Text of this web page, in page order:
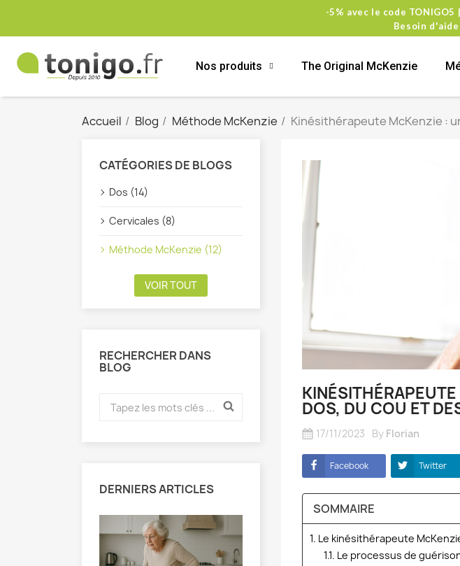
-5% avec le code
Besoin d'aide
Nos produits The Original McKenzie
Accueil Blog Méthode McKenzie Kinésithérapeute McKenzie :
CATÉGORIES DE BLOGS
Dos (14)
Cervicales (8)
Méthode McKenzie (12)
VOIR TOUT
RECHERCHER DANS
BLOG
DERNIERS ARTICLES
DOS, DU COU ET
17/11/2023 By Florian
Facebook Twitter
SOMMAIRE
1. Le kinésithérapeute
1.1. Le processus de